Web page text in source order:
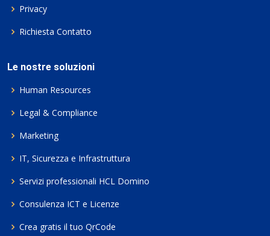
Privacy
Richiesta Contatto
Le nostre soluzioni
Human Resources
Legal & Compliance
Marketing
IT, Sicurezza e Infrastruttura
Servizi professionali HCL Domino
Consulenza ICT e Licenze
Crea gratis il tuo QrCode